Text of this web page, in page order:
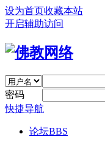
设为首页收藏本站
开启辅助访问
密码
快捷导航
论坛BBS